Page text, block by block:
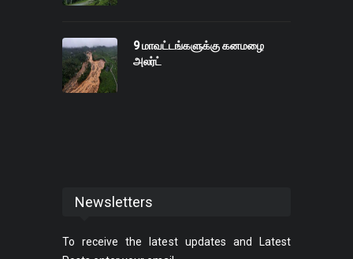
9 மாவட்டங்களுக்கு கனமழை
அலர்ட்
Newsletters
To receive the latest updates and Latest